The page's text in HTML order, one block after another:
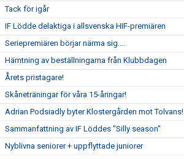
Tack för igår
IF Lödde delaktiga i allsvenska HIF-premiären
Seriepremiären börjar närma sig....
Hämtning av beställningarna från Klubbdagen
Årets pristagare!
Skåneträningar för våra 15-åringar!
Adrian Podsiadly byter Klostergården mot Tolvans!
Sammanfattning av IF Löddes "Silly season"
Nyblivna seniorer + uppflyttade juniorer